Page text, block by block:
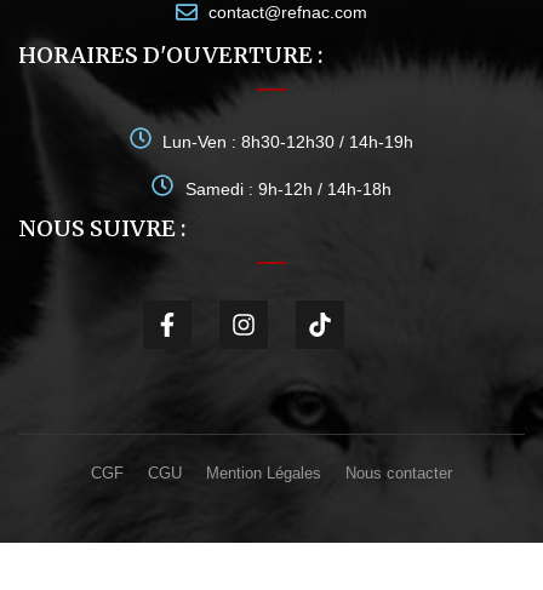
contact@refnac.com
HORAIRES D'OUVERTURE :
Lun-Ven : 8h30-12h30 / 14h-19h
Samedi : 9h-12h / 14h-18h
NOUS SUIVRE :
CGF CGU Mention Légales Nous contacter